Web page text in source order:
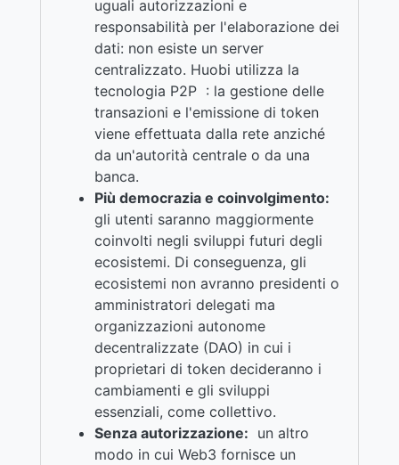
uguali autorizzazioni e
responsabilità per l'elaborazione dei
dati: non esiste un server
centralizzato. Huobi utilizza la
tecnologia P2P : la gestione delle
transazioni e l'emissione di token
viene effettuata dalla rete anziché
da un'autorità centrale o da una
banca.
Più democrazia e coinvolgimento:
gli utenti saranno maggiormente
coinvolti negli sviluppi futuri degli
ecosistemi. Di conseguenza, gli
ecosistemi non avranno presidenti o
amministratori delegati ma
organizzazioni autonome
decentralizzate (DAO) in cui i
proprietari di token decideranno i
cambiamenti e gli sviluppi
essenziali, come collettivo.
Senza autorizzazione: un altro
modo in cui Web3 fornisce un